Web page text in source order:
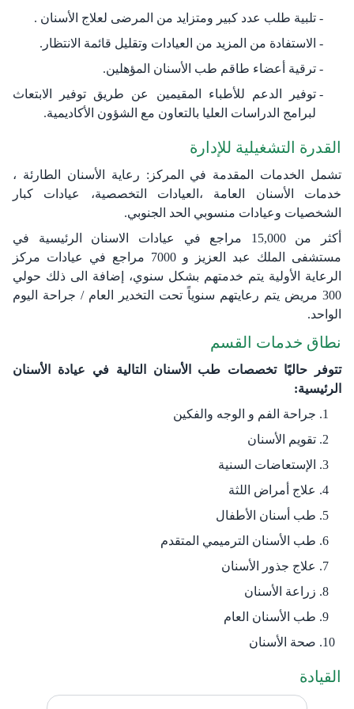
تلبية طلب عدد كبير ومتزايد من المرضى لعلاج الأسنان .
الاستفادة من المزيد من العيادات وتقليل قائمة الانتظار.
ترقية أعضاء طاقم طب الأسنان المؤهلين.
توفير الدعم للأطباء المقيمين عن طريق توفير الابتعاث
لبرامج الدراسات العليا بالتعاون مع الشؤون الأكاديمية.
القدرة التشغيلية للإدارة​
تشمل الخدمات المقدمة في المركز: رعاية الأسنان الطارئة ،
خدمات الأسنان العامة ،العيادات التخصصية، عيادات كبار
الشخصيات وعيادات منسوبي الحد الجنوبي.
أكثر من 15,000 مراجع في عيادات الاسنان الرئيسية في
مستشفى الملك عبد العزيز و 7000 مراجع في عيادات مركز
الرعاية الأولية يتم خدمتهم بشكل سنوي، إضافة الى ذلك حولي
300 مريض يتم رعايتهم سنوياً تحت التخدير العام / جراحة اليوم
الواحد.
نطاق خدمات القسم​
تتوفر حاليًا تخصصات طب الأسنان التالية في عيادة الأسنان
الرئيسية:
جراحة الفم و الوجه والفكين
تقويم الأسنان
الإستعاضات السنية
علاج أمراض اللثة
طب أسنان الأطفال
طب الأسنان الترميمي المتقدم
علاج جذور الأسنان
زراعة الأسنان
طب الأسنان العام
صحة الأسنان
القيادة​